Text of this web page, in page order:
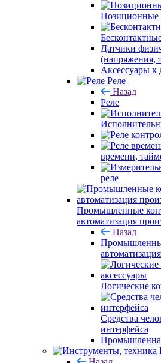
Позиционные
Датчики
(напряжения,
Аксессуары к
Реле
Назад
Реле
времени,
реле
Промышленные
автоматизация
Назад
Логические
Средства
интерфейса